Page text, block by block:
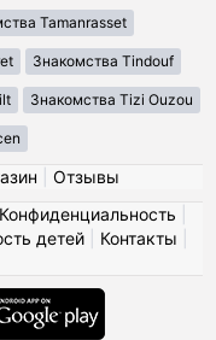
Tamanrasset
Знакомства Tindouf
Знакомства Tizi Ouzou
Отзывы
Конфиденциальность
детей| Контакты